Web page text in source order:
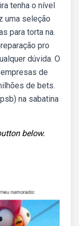
tenha o nível
uma seleção
para torta na.
pro
dúvida. O
de
de bets.
na sabatina
below.